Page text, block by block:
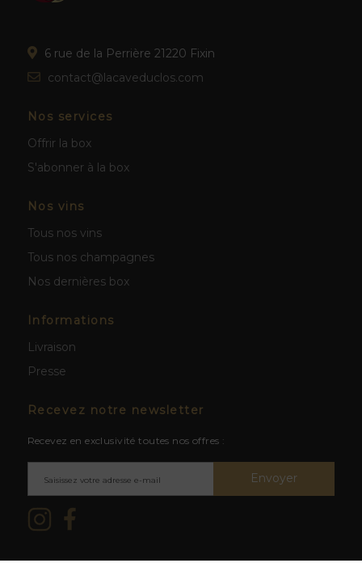
6 rue de la Perrière 21220 Fixin
contact@lacaveduclos.com
Nos services
Offrir la box
S'abonner à la box
Nos vins
Tous nos vins
Tous nos champagnes
Nos dernières box
Informations
Livraison
Presse
Recevez notre newsletter
Recevez en exclusivité toutes nos offres :
Envoyer